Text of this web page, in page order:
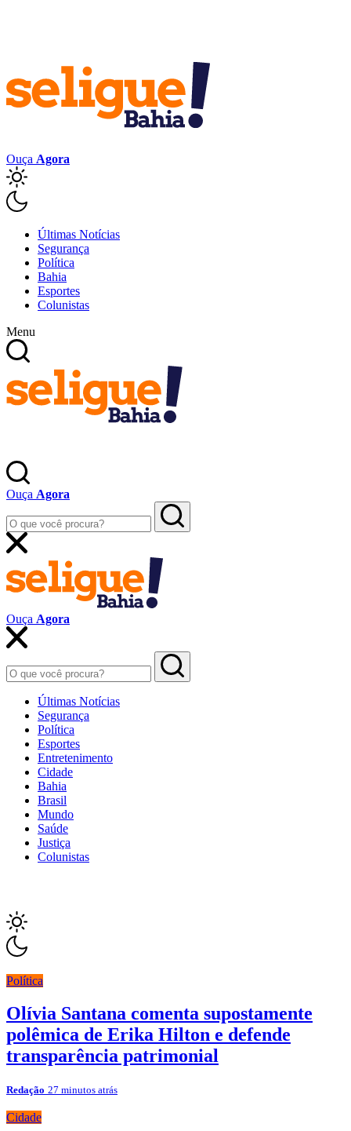
Ouça Agora
Últimas Notícias
Segurança
Política
Bahia
Esportes
Colunistas
Menu
Ouça Agora
Ouça Agora
Últimas Notícias
Segurança
Política
Esportes
Entretenimento
Cidade
Bahia
Brasil
Mundo
Saúde
Justiça
Colunistas
Política
Olívia Santana comenta supostamente
polêmica de Erika Hilton e defende
transparência patrimonial
Redação 27 minutos atrás
Cidade